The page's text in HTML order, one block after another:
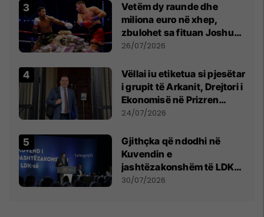
Vetëm dy raunde dhe
miliona euro në xhep,
zbulohet sa fituan Joshua
e Prenga
26/07/2026
Vëllai iu etiketua si pjesëtar
i grupit të Arkanit, Drejtori i
Ekonomisë në Prizren
mohon pretendimet
24/07/2026
Gjithçka që ndodhi në
Kuvendin e
jashtëzakonshëm të LDK-
së
30/07/2026